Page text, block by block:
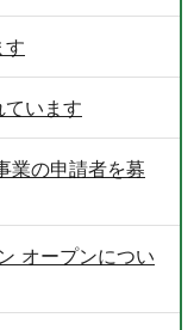
す
います
業の申請者を募
オープンについ